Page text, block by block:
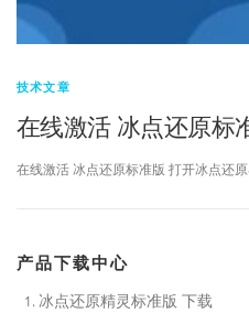
技术文章
在线激活 冰点还原标
在线激活 冰点还原标准版 打开冰点还
产品下载中心
冰点还原精灵标准版 下载